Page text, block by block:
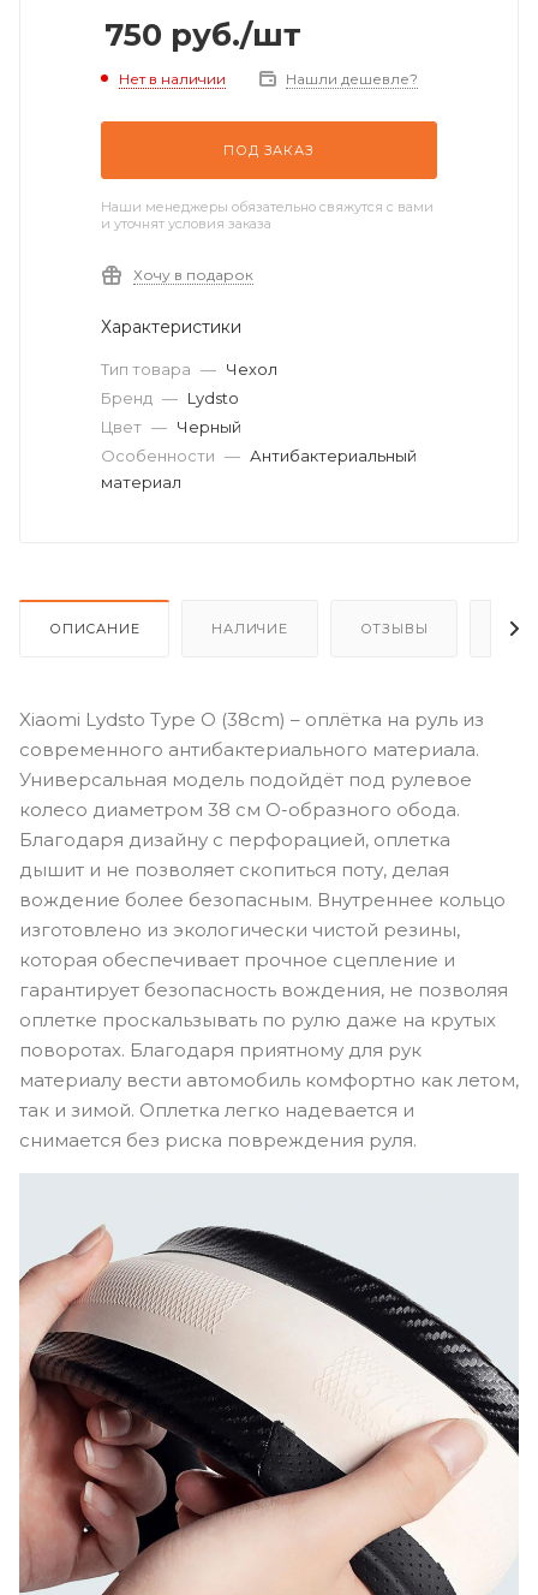
750 руб./шт
Нет в наличии Нашли дешевле?
ПОД ЗАКАЗ
Наши менеджеры обязательно свяжутся с вами
и уточнят условия заказа
Хочу в подарок
Характеристики
Тип товара — Чехол
Бренд — Lydsto
Цвет — Черный
Особенности — Антибактериальный
материал
ОПИСАНИЕ НАЛИЧИЕ ОТЗЫВЫ
Xiaomi Lydsto Type O (38cm) – оплётка на руль из
современного антибактериального материала.
Универсальная модель подойдёт под рулевое
колесо диаметром 38 см O-образного обода.
Благодаря дизайну с перфорацией, оплетка
дышит и не позволяет скопиться поту, делая
вождение более безопасным. Внутреннее кольцо
изготовлено из экологически чистой резины,
которая обеспечивает прочное сцепление и
гарантирует безопасность вождения, не позволяя
оплетке проскальзывать по рулю даже на крутых
поворотах. Благодаря приятному для рук
материалу вести автомобиль комфортно как летом,
так и зимой. Оплетка легко надевается и
снимается без риска повреждения руля.